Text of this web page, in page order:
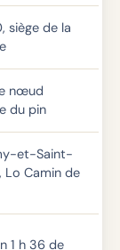
siège de la
nœud
du pin
et-Saint-
Lo Camin de
1 h 36 de